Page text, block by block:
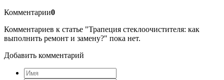
Комментарии0
Комментариев к статье "Трапеция стеклоочистителя: как
выполнить ремонт и замену?" пока нет.
Добавить комментарий